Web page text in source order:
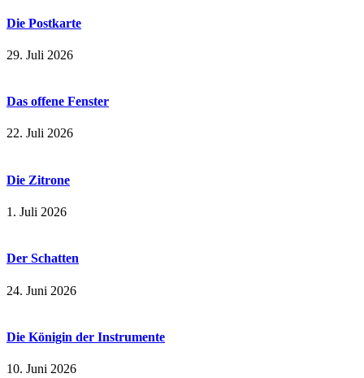
Die Postkarte
29. Juli 2026
Das offene Fenster
22. Juli 2026
Die Zitrone
1. Juli 2026
Der Schatten
24. Juni 2026
Die Königin der Instrumente
10. Juni 2026